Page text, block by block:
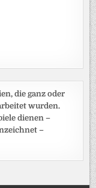
die ganz oder
wurden.
dienen –
–